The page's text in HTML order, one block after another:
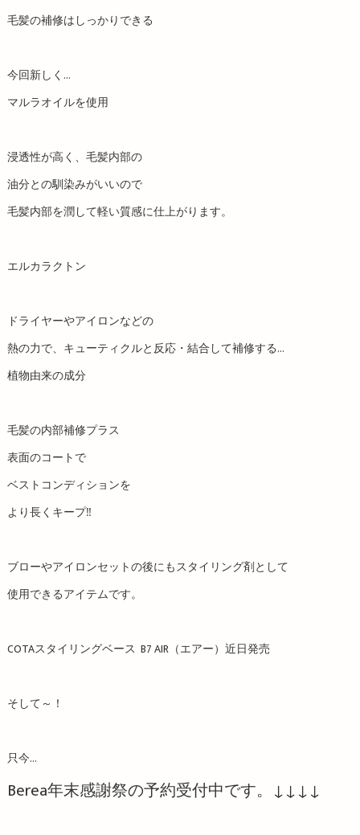
毛髪の補修はしっかりできる
今回新しく…
マルラオイルを使用
浸透性が高く、毛髪内部の
油分との馴染みがいいので
毛髪内部を潤して軽い質感に仕上がります。
エルカラクトン
ドライヤーやアイロンなどの
熱の力で、キューティクルと反応・結合して補修する…
植物由来の成分
毛髪の内部補修プラス
表面のコートで
ベストコンディションを
より長くキープ‼️
ブローやアイロンセットの後にもスタイリング剤として
使用できるアイテムです。
COTAスタイリングベース B7 AIR（エアー）近日発売
そして～！
只今…
Berea年末感謝祭の予約受付中です。↓↓↓↓